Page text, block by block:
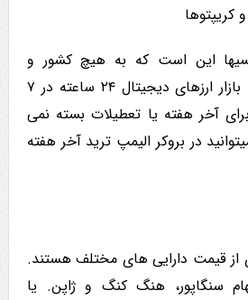
کریپتوها
این است که به هیچ کشور و
بازاری وابسته نیستند. بازار ارزهای دیجیتال ۲۴ ساعته در ۷
آخر هفته یا تعطیلات بسته نمی
در بروکر الیمپ ترید آخر هفته
قیمت دارایی های مختلف هستند.
سنگاپور، هنگ کنگ و ژاپن. یا